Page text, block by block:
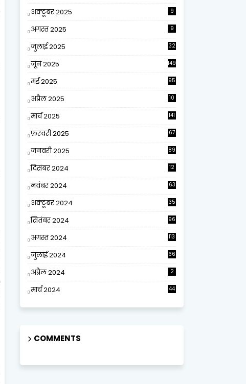
अक्टूबर 2025 9
अगस्त 2025 9
जुलाई 2025 32
जून 2025 149
मई 2025 95
अप्रैल 2025
10
मार्च 2025 141
फ़रवरी 2025 67
जनवरी 2025 89
दिसंबर 2024
12
नवंबर 2024 63
अक्टूबर 2024 35
सितंबर 2024 96
अगस्त 2024 113
जुलाई 2024 66
अप्रैल 2024 2
मार्च 2024 44
COMMENTS